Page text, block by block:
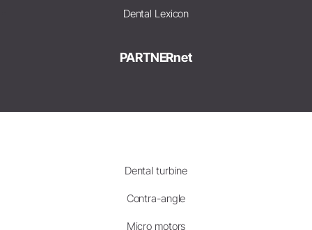
Dental Lexicon
PARTNERnet
Dental turbine
Contra-angle
Micro motors